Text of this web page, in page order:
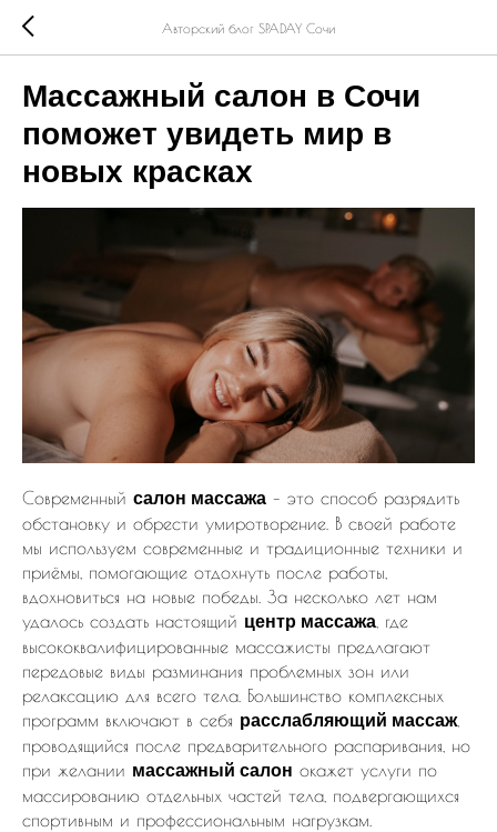
Авторский блог SPADAY Сочи
Массажный салон в Сочи
поможет увидеть мир в
новых красках
Современный салон массажа – это способ разрядить
обстановку и обрести умиротворение. В своей работе
мы используем современные и традиционные техники и
приёмы, помогающие отдохнуть после работы,
вдохновиться на новые победы. За несколько лет нам
удалось создать настоящий центр массажа , где
высококвалифицированные массажисты предлагают
передовые виды разминания проблемных зон или
релаксацию для всего тела. Большинство комплексных
программ включают в себя расслабляющий массаж,
проводящийся после предварительного распаривания, но
при желании массажный салон окажет услуги по
массированию отдельных частей тела, подвергающихся
спортивным и профессиональным нагрузкам.